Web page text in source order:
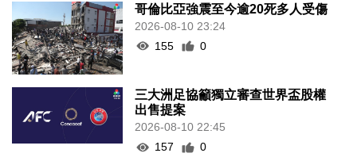
哥倫比亞強震至今逾20死多人受傷
2026-08-10 23:24
155
0
三大洲足協籲獨立審查世界盃股權
出售提案
2026-08-10 22:45
157
0